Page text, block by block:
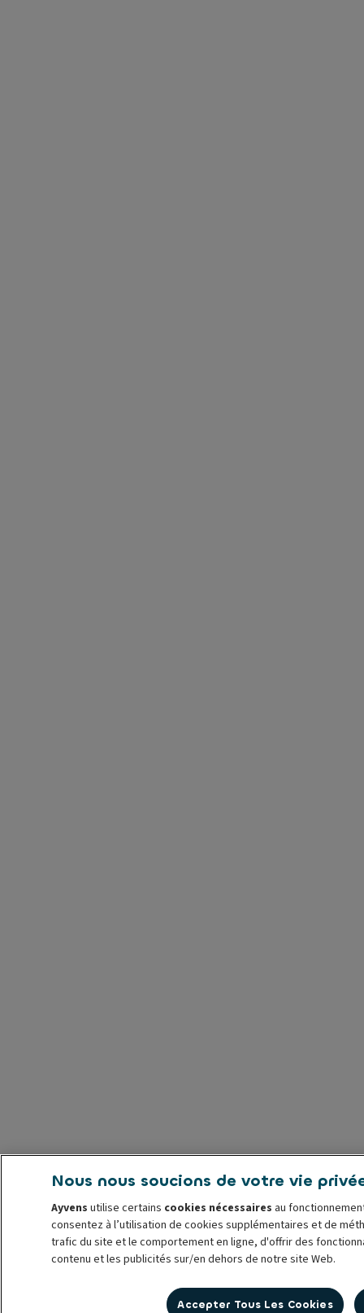
Nous nous soucions de votre vie
Ayvens utilise certains cookies nécessaires au
consentez à l’utilisation de cookies supplémentaires et de
trafic du site et le comportement en ligne, d'offrir des
contenu et les publicités sur/en dehors de notre site Web.
gérer les cookies
ou retirer votre
Accepter Tous Les Cookies